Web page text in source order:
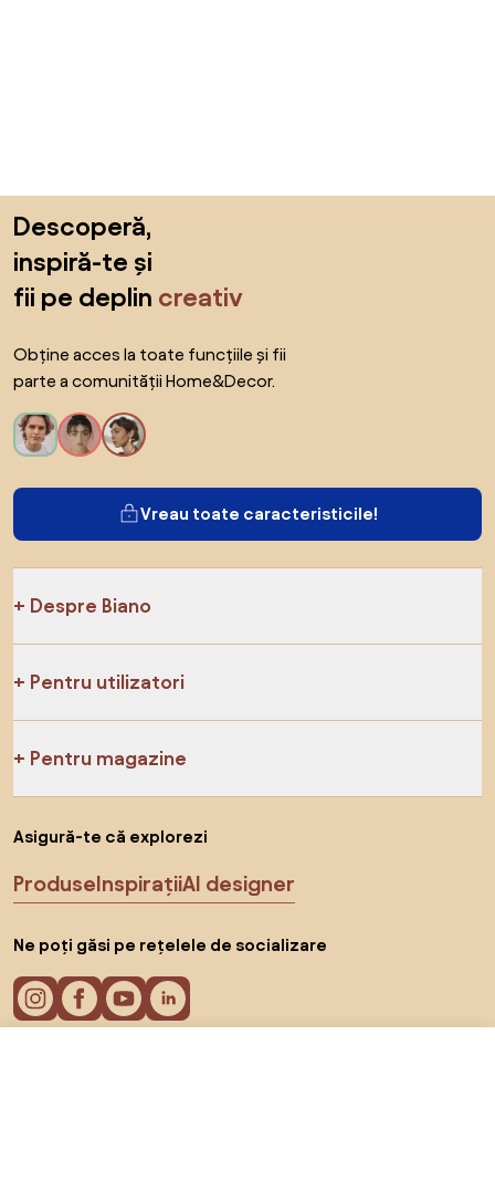
Descoperă,
inspiră-te și
fii pe deplin creativ
Obține acces la toate funcțiile și fii
parte a comunității Home&Decor.
Vreau toate caracteristicile!
Despre Biano
Pentru utilizatori
Pentru magazine
Asigură-te că explorezi
ProduseInspirațiiAI designer
Ne poți găsi pe rețelele de socializare